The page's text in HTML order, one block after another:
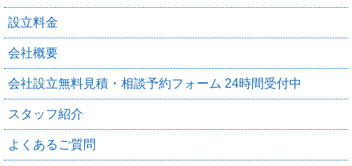
設立料金
会社概要
会社設立無料見積・相談予約フォーム 24時間受付中
スタッフ紹介
よくあるご質問